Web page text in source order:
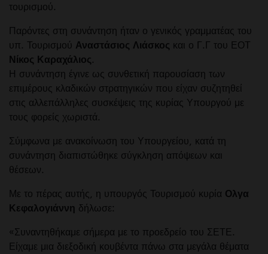
τουρισμού.
Παρόντες στη συνάντηση ήταν ο γενικός γραμματέας του
υπ. Τουρισμού Αναστάσιος Λιάσκος και ο Γ.Γ του ΕΟΤ
Νίκος Καραχάλιος.
Η συνάντηση έγινε ως συνθετική παρουσίαση των
επιμέρους κλαδικών στρατηγικών που είχαν συζητηθεί
στις αλλεπάλληλες συσκέψεις της κυρίας Υπουργού με
τους φορείς χωριστά.
Σύμφωνα με ανακοίνωση του Υπουργείου, κατά τη
συνάντηση διαπιστώθηκε σύγκληση απόψεων και
θέσεων.
Με το πέρας αυτής, η υπουργός Τουρισμού κυρία Ολγα
Κεφαλογιάννη δήλωσε:
«Συναντηθήκαμε σήμερα με το προεδρείο του ΣΕΤΕ.
Είχαμε μια διεξοδική κουβέντα πάνω στα μεγάλα θέματα